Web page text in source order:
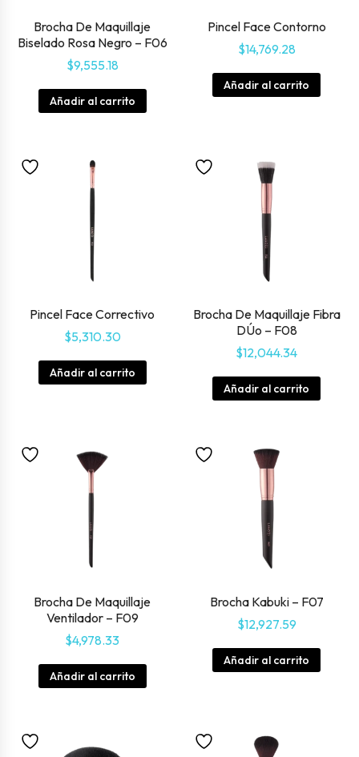
Brocha De Maquillaje
Biselado Rosa Negro – F06
$9,555.18
Añadir al carrito
Pincel Face Contorno
$14,769.28
Añadir al carrito
Pincel Face Correctivo
$5,310.30
Añadir al carrito
Brocha De Maquillaje Fibra
DÚo – F08
$12,044.34
Añadir al carrito
Brocha De Maquillaje
Ventilador – F09
$4,978.33
Añadir al carrito
Brocha Kabuki – F07
$12,927.59
Añadir al carrito